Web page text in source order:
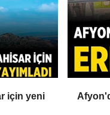
için yeni